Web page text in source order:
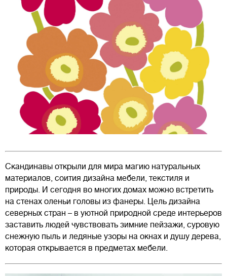
Скандинавы открыли для мира магию натуральных
материалов, соития дизайна мебели, текстиля и
природы. И сегодня во многих домах можно встретить
на стенах оленьи головы из фанеры. Цель дизайна
северных стран – в уютной природной среде интерьеров
заставить людей чувствовать зимние пейзажи, суровую
снежную пыль и ледяные узоры на окнах и душу дерева,
которая открывается в предметах мебели.